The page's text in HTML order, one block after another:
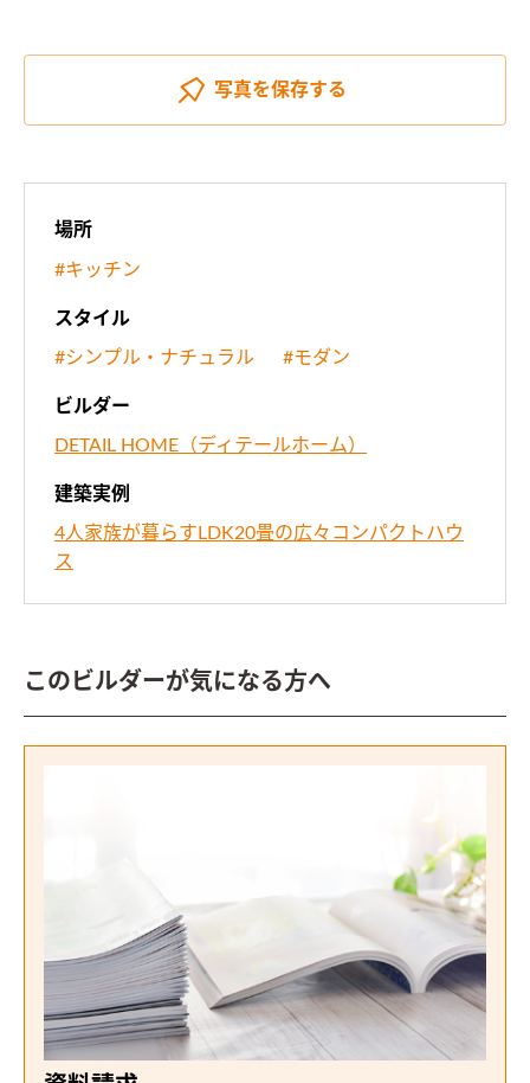
写真を保存する
場所
#キッチン
スタイル
#シンプル・ナチュラル #モダン
ビルダー
DETAIL HOME（ディテールホーム）
建築実例
4人家族が暮らすLDK20畳の広々コンパクトハウ
ス
このビルダーが気になる方へ